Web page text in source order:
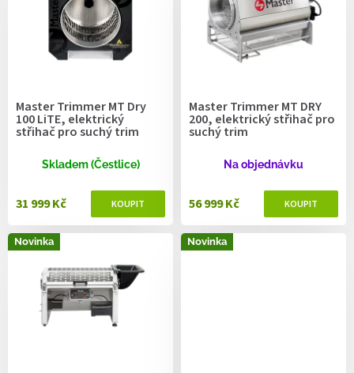
Master Trimmer MT Dry
100 LiTE, elektrický
střihač pro suchý trim
Skladem (Čestlice)
31 999 Kč
Master Trimmer MT DRY
200, elektrický střihač pro
suchý trim
Na objednávku
56 999 Kč
Novinka Novinka